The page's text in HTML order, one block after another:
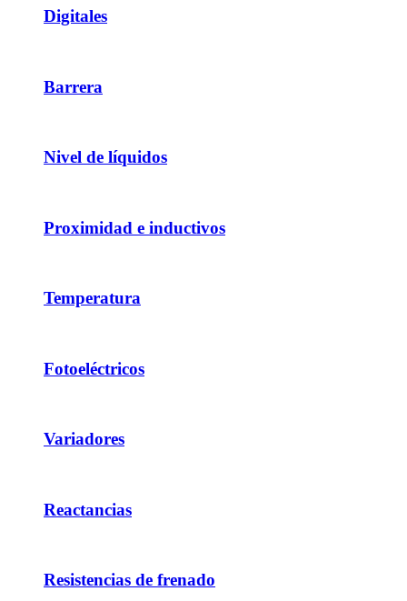
Digitales
Barrera
Nivel de líquidos
Proximidad e inductivos
Temperatura
Fotoeléctricos
Variadores
Reactancias
Resistencias de frenado